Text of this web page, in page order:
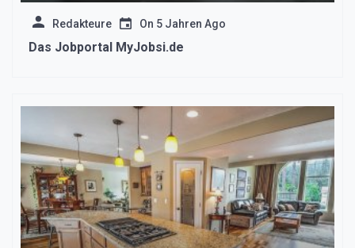
Redakteure On 5 Jahren Ago
Das Jobportal MyJobsi.de